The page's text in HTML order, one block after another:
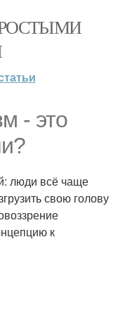
- это
люди всё чаще
свою голову
к